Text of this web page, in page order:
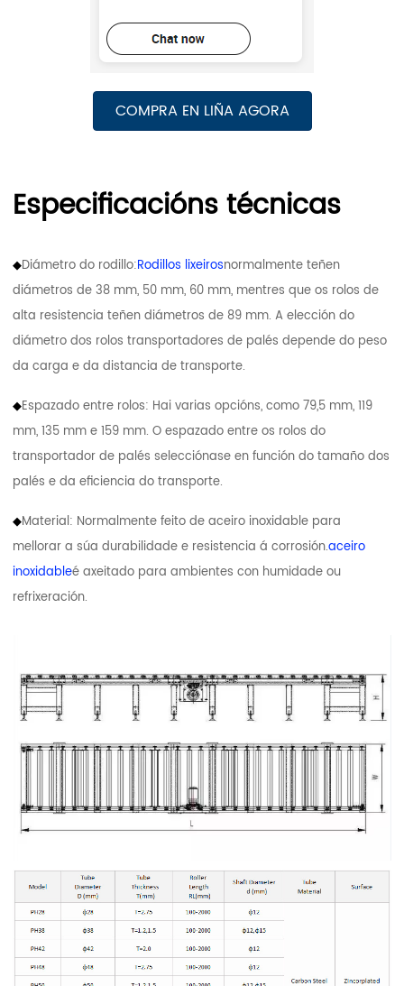
COMPRA EN LIÑA AGORA
Especificacións técnicas
◆Diámetro do rodillo:Rodillos lixeirosnormalmente teñen
diámetros de 38 mm, 50 mm, 60 mm, mentres que os rolos de
alta resistencia teñen diámetros de 89 mm. A elección do
diámetro dos rolos transportadores de palés depende do peso
da carga e da distancia de transporte.
◆Espazado entre rolos: Hai varias opcións, como 79,5 mm, 119
mm, 135 mm e 159 mm. O espazado entre os rolos do
transportador de palés selecciónase en función do tamaño dos
palés e da eficiencia do transporte.
◆Material: Normalmente feito de aceiro inoxidable para
mellorar a súa durabilidade e resistencia á corrosión.aceiro
inoxidableé axeitado para ambientes con humidade ou
refrixeración.